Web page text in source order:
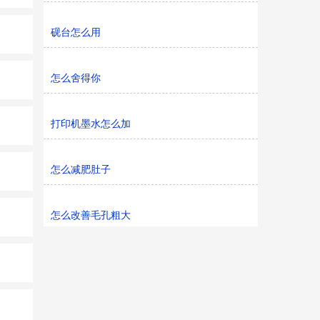
砚台怎么用
怎么舍得你
打印机墨水怎么加
怎么减肥肚子
怎么改善毛孔粗大